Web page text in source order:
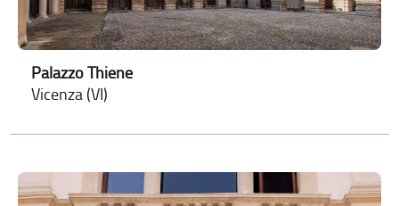
Palazzo Thiene
Vicenza (VI)